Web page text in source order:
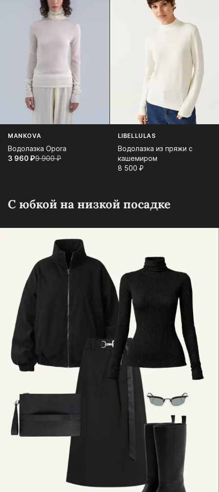
MANKOVA
Водолазка Opora
3 960⁠ ⁠₽9 900⁠ ⁠₽
LIBELLULAS
Водолазка из пряжи с
кашемиром
8 500⁠ ⁠₽
С юбкой на низкой посадке